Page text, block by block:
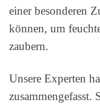
einer besonderen
können, um
zaubern.
Unsere Experten
zusammengefasst.